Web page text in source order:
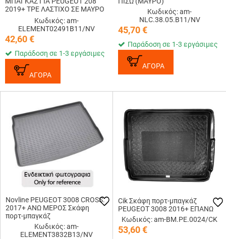
2019+ TPE ΛΑΣΤΙΧΟ ΣΕ ΜΑΥΡΟ
ΧΡΩΜΑ NOVLINE - 1 ΤΕΜ.
Κωδικός: am-
ELEMENT02491B11/NV
42,60€
Παράδοση σε 1-3 εργάσιμες
ΑΓΟΡΑ
Κωδικός: am-
NLC.38.05.B11/NV
45,70€
Παράδοση σε 1-3 εργάσιμες
ΑΓΟΡΑ
Novline PEUGEOT 3008 CROSS.
2017+ ΑΝΩ ΜΕΡΟΣ Σκάφη
πορτ-μπαγκάζ
Κωδικός: am-
ELEMENT3832B13/NV
Cik Σκάφη πορτ-μπαγκάζ
PEUGEOT 3008 2016+ ΕΠΑΝΩ
Κωδικός: am-BM.PE.0024/CK
53,60€